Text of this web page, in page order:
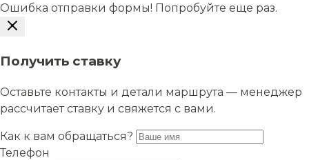
Ошибка отправки формы! Попробуйте еще раз.
Получить ставку
Оставьте контакты и детали маршрута — менеджер
рассчитает ставку и свяжется с вами.
Как к вам обращаться?
Телефон